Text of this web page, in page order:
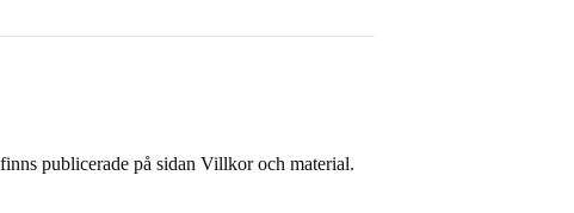
publicerade på sidan Villkor och material.